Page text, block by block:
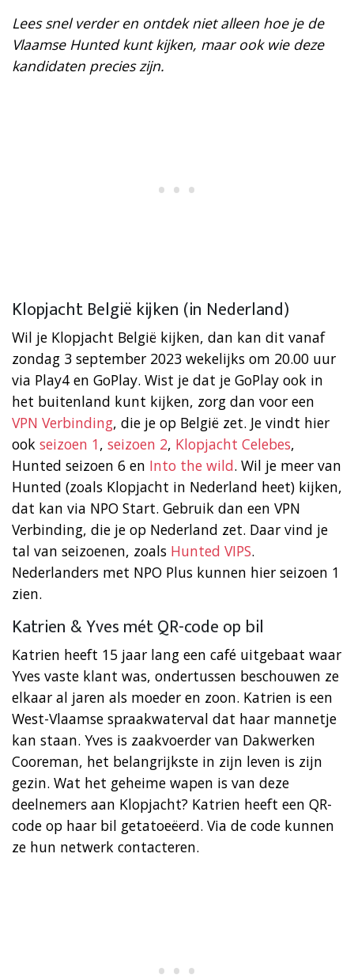
Lees snel verder en ontdek niet alleen hoe je de
Vlaamse Hunted kunt kijken, maar ook wie deze
kandidaten precies zijn.
Klopjacht België kijken (in Nederland)
Wil je Klopjacht België kijken, dan kan dit vanaf
zondag 3 september 2023 wekelijks om 20.00 uur
via Play4 en GoPlay. Wist je dat je GoPlay ook in
het buitenland kunt kijken, zorg dan voor een
VPN Verbinding, die je op België zet. Je vindt hier
ook seizoen 1, seizoen 2, Klopjacht Celebes,
Hunted seizoen 6 en Into the wild. Wil je meer van
Hunted (zoals Klopjacht in Nederland heet) kijken,
dat kan via NPO Start. Gebruik dan een VPN
Verbinding, die je op Nederland zet. Daar vind je
tal van seizoenen, zoals Hunted VIPS.
Nederlanders met NPO Plus kunnen hier seizoen 1
zien.
Katrien & Yves mét QR-code op bil
Katrien heeft 15 jaar lang een café uitgebaat waar
Yves vaste klant was, ondertussen beschouwen ze
elkaar al jaren als moeder en zoon. Katrien is een
West-Vlaamse spraakwaterval dat haar mannetje
kan staan. Yves is zaakvoerder van Dakwerken
Cooreman, het belangrijkste in zijn leven is zijn
gezin. Wat het geheime wapen is van deze
deelnemers aan Klopjacht? Katrien heeft een QR-
code op haar bil getatoeëerd. Via de code kunnen
ze hun netwerk contacteren.